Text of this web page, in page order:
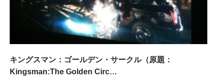
キングスマン：ゴールデン・サークル（原題：
Kingsman:The Golden Circ…